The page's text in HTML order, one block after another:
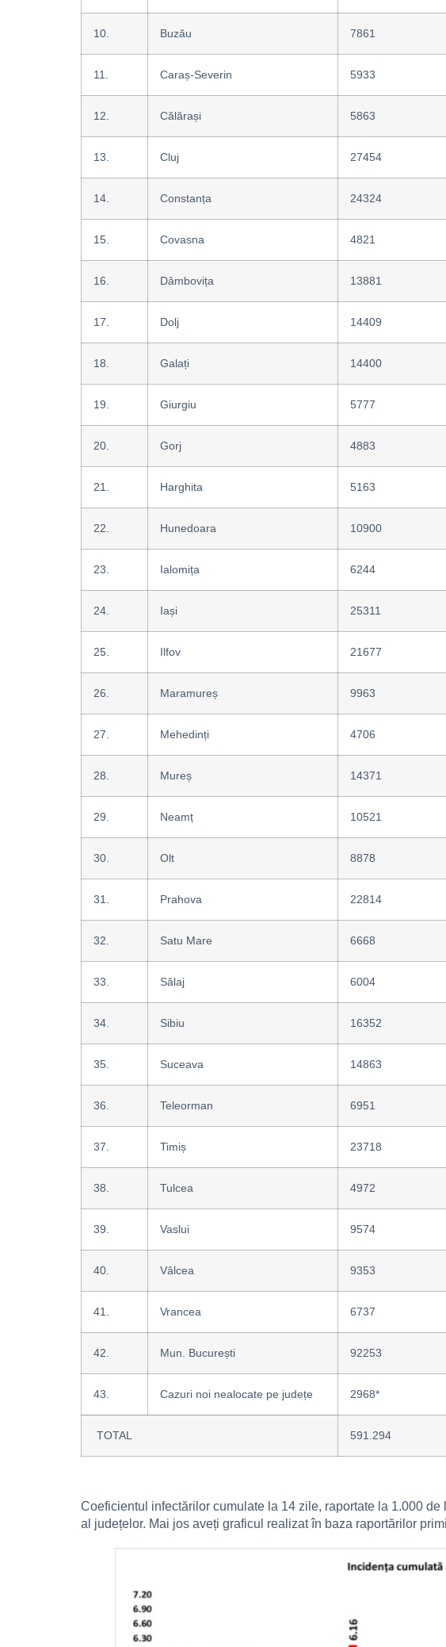
10. Buzău 7861
11. Caraș-Severin 5933
12. Călărași 5863
13. Cluj 27454
14. Constanța 24324
15. Covasna 4821
16. Dâmbovița 13881
17. Dolj 14409
18. Galați 14400
19. Giurgiu 5777
20. Gorj 4883
21. Harghita 5163
22. Hunedoara 10900
23. Ialomița 6244
24. Iași 25311
25. Ilfov 21677
26. Maramureș 9963
27. Mehedinți 4706
28. Mureș 14371
29. Neamț 10521
30. Olt 8878
31. Prahova 22814
32. Satu Mare 6668
33. Sălaj 6004
34. Sibiu 16352
35. Suceava 14863
36. Teleorman 6951
37. Timiș 23718
38. Tulcea 4972
39. Vaslui 9574
40. Vâlcea 9353
41. Vrancea 6737
42. Mun. București 92253
43. Cazuri noi nealocate pe județe 2968*
TOTAL 591.294
Coeficientul infectărilor cumulate la 14 zile, raportate la 1.000
al județelor. Mai jos aveți graficul realizat în baza raportărilor